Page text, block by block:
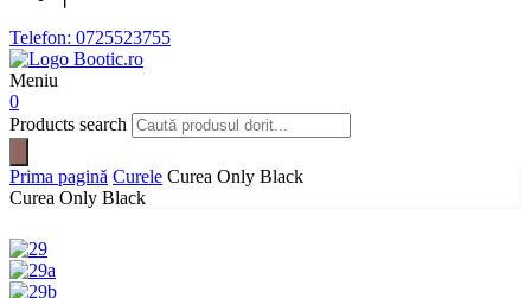
Telefon: 0725523755
Meniu
0
Products search
Prima pagină Curele Curea Only Black
Curea Only Black